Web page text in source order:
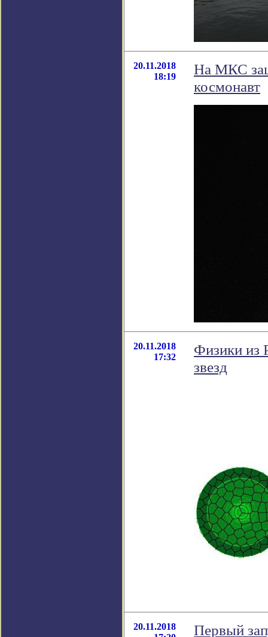
20.11.2018
18:19
На МКС
космонавт
20.11.2018
17:32
Физики из
звезд
20.11.2018
Первый